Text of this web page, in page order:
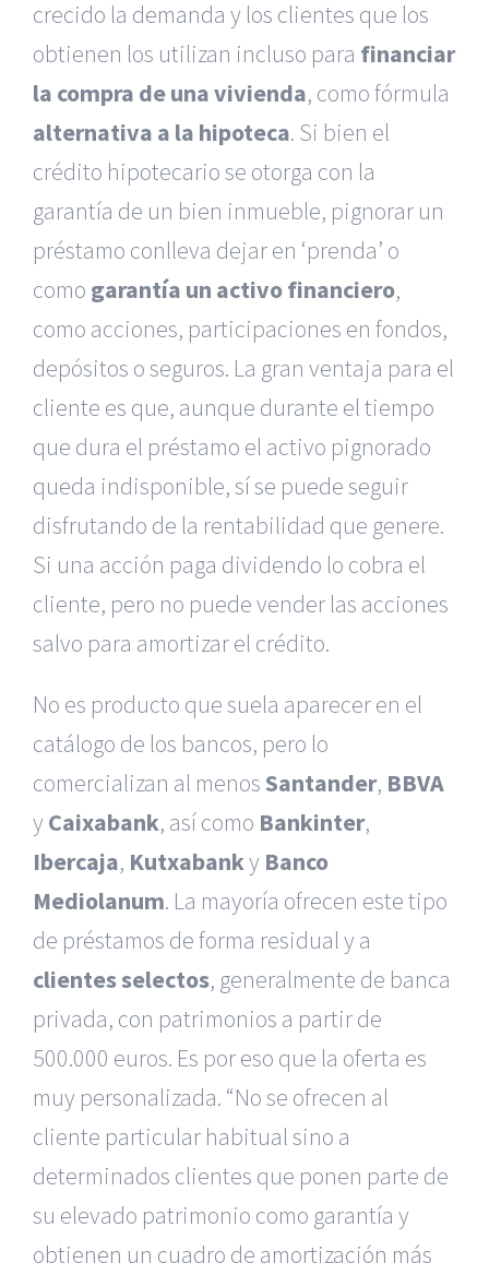
crecido la demanda y los clientes que los
obtienen los utilizan incluso para financiar
la compra de una vivienda, como fórmula
alternativa a la hipoteca. Si bien el
crédito hipotecario se otorga con la
garantía de un bien inmueble, pignorar un
préstamo conlleva dejar en ‘prenda’ o
como garantía un activo financiero,
como acciones, participaciones en fondos,
depósitos o seguros. La gran ventaja para el
cliente es que, aunque durante el tiempo
que dura el préstamo el activo pignorado
queda indisponible, sí se puede seguir
disfrutando de la rentabilidad que genere.
Si una acción paga dividendo lo cobra el
cliente, pero no puede vender las acciones
salvo para amortizar el crédito.
No es producto que suela aparecer en el
catálogo de los bancos, pero lo
comercializan al menos Santander, BBVA
y Caixabank, así como Bankinter,
Ibercaja, Kutxabanky Banco
Mediolanum. La mayoría ofrecen este tipo
de préstamos de forma residual y a
clientes selectos, generalmente de banca
privada, con patrimonios a partir de
500.000 euros. Es por eso que la oferta es
muy personalizada. “No se ofrecen al
cliente particular habitual sino a
determinados clientes que ponen parte de
su elevado patrimonio como garantía y
obtienen un cuadro de amortización más